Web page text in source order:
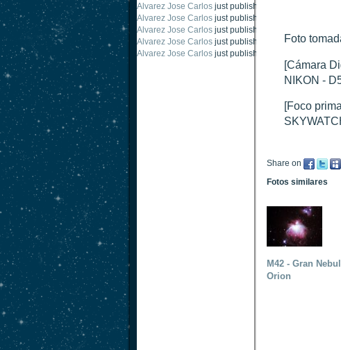
Alvarez Jose Carlos just published "
Alvarez Jose Carlos just published "
Alvarez Jose Carlos just published "
Alvarez Jose Carlos just published " Oposición Marte
Alvarez Jose Carlos just published "
Foto
[Cámara
NIKON -
[Foco
Share on
Fotos similares
M42 - Gran
Orion